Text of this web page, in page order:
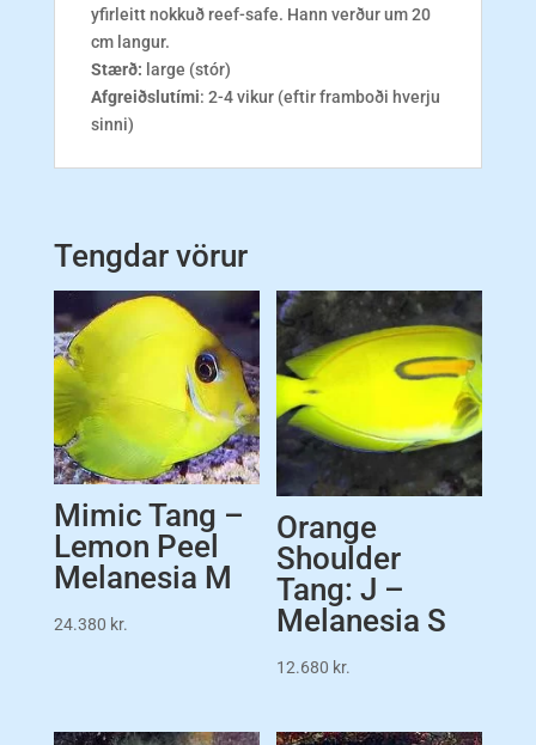
yfirleitt nokkuð reef-safe. Hann verður um 20
cm langur.
Stærð: large (stór)
Afgreiðslutími: 2-4 vikur (eftir framboði hverju
sinni)
Tengdar vörur
Mimic Tang –
Lemon Peel
Melanesia M
24.380 kr.
Orange
Shoulder
Tang: J –
Melanesia S
12.680 kr.